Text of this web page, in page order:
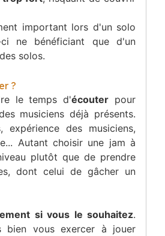
important lors d'un solo
ne bénéficiant que d'un
solos.
?
le temps d'écouter pour
musiciens déjà présents.
expérience des musiciens,
Autant choisir une jam à
plutôt que de prendre
dont celui de gâcher un
si vous le souhaitez.
bien vous exercer à jouer